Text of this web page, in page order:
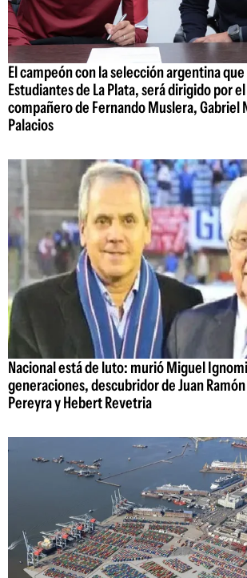
El campeón con la selección argentina
Estudiantes de La Plata, será dirigido por
compañero de Fernando Muslera, Gabriel
Palacios
Nacional está de luto: murió Miguel
generaciones, descubridor de Juan
Pereyra y Hebert Revetria